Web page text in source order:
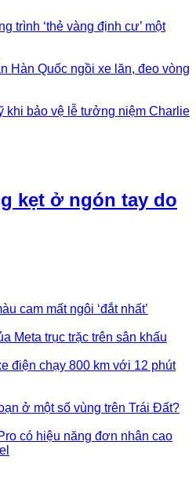
trình ‘thẻ vàng định cư’ một
Hàn Quốc ngồi xe lăn, đeo vòng
khi bảo vệ lễ tưởng niệm Charlie
kẹt ở ngón tay do
cam mất ngôi ‘đắt nhất’
Meta trục trặc trên sân khấu
điện chạy 800 km với 12 phút
ở một số vùng trên Trái Đất?
có hiệu năng đơn nhân cao